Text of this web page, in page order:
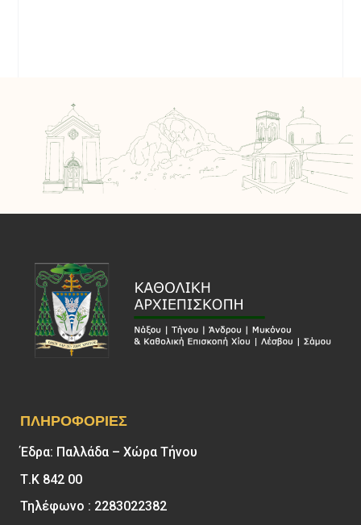
ΠΛΗΡΟΦΟΡΊΕΣ
Έδρα: Παλλάδα – Χώρα Τήνου
Τ.Κ 842 00
Τηλέφωνο : 2283022382